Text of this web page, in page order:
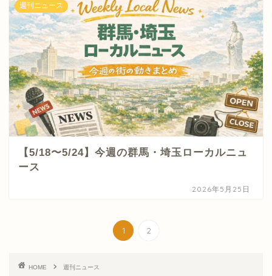
週刊ニュース
【5/18〜5/24】今週の群馬・埼玉ローカルニュ
ース
2026年5月25日
1 2
HOME 週刊ニュース